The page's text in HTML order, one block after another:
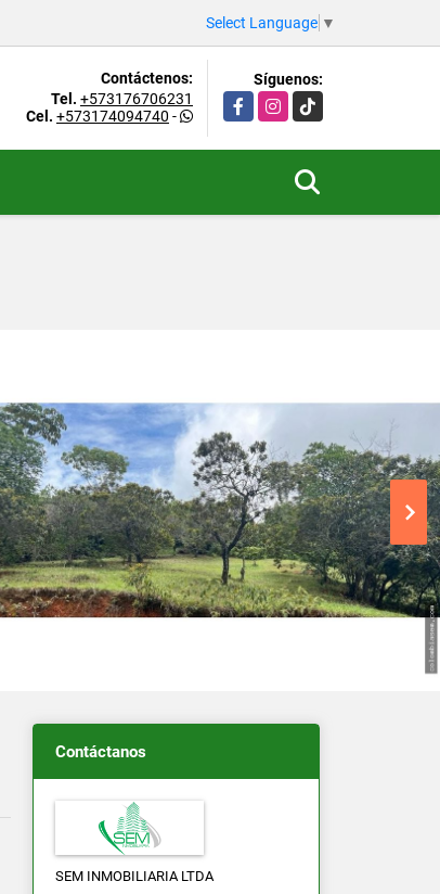
Select Language ▼
Contáctenos:
Tel. +573176706231
Cel. +573174094740 -
Síguenos:
FacebookInstagram
TikTok
Contáctanos
SEM INMOBILIARIA LTDA